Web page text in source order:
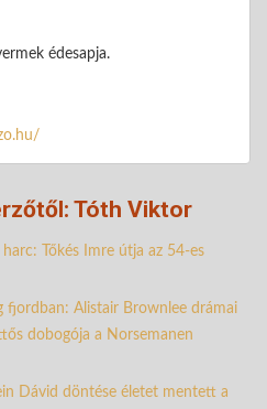
édesapja.
Tóth Viktor
Tőkés Imre útja az 54-es
fjordban: Alistair Brownlee drámai
dobogója a Norsemanen
Dávid döntése életet mentett a